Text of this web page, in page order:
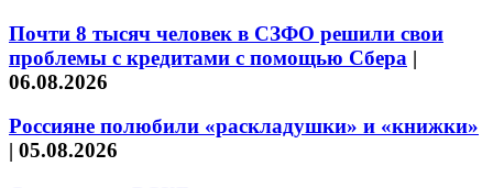
Почти 8 тысяч человек в СЗФО решили свои
проблемы с кредитами с помощью Сбера |
06.08.2026
Россияне полюбили «раскладушки» и «книжки»
| 05.08.2026